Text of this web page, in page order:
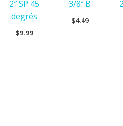
2″ SP 45
degrés
$9.99
3/8″ B
$4.49